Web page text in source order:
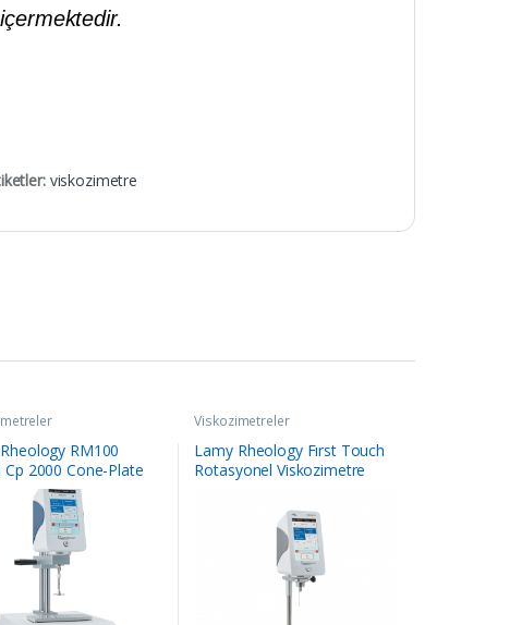
viskozimetre
RM100
Cp 2000 Cone-Plate
Viskozimetreler
Lamy Rheology Fırst Touch
Rotasyonel Viskozimetre